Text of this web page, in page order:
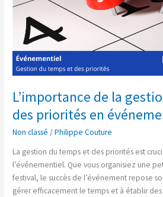
L’importance de la
des priorités en
Non classé /Philippe Couture
La gestion du temps et des priorités est
l’événementiel. Que vous organisiez une
festival, le succès de l’événement repose
gérer efficacement le temps et à établir des
priorités
événementiel